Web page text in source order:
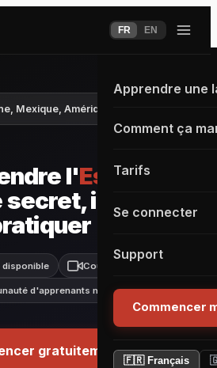
FR EN
Apprendre une
Comment ça
Tarifs
Se connecter
Support
Commencer
🇫🇷 Français
Mexique, Amérique latine
l'Espagnol
il faut
disponible Cours live inclus
d'apprenants motivés
gratuitement